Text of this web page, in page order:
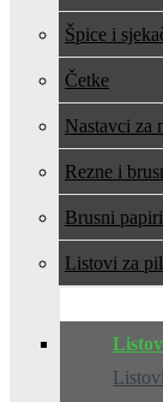
Špice i
Četke
Nastavci za
Rezne i
Brusni papiri
Listovi za